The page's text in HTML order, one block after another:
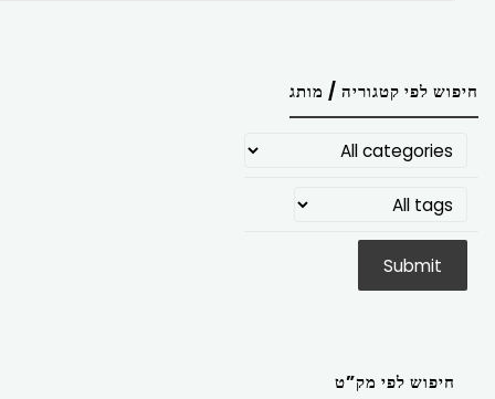
חיפוש לפי קטגוריה / מותג
חיפוש לפי מק”ט